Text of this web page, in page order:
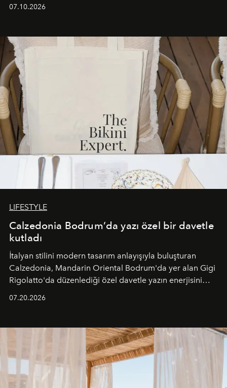
buluşturarak markanın Cavo Tagoo’daki varlığını
sürükleyici ve mevsime özel bir deneyime dönüştürüyor.
07.10.2026
LIFESTYLE
Calzedonia Bodrum’da yazı özel bir davetle
kutladı
İtalyan stilini modern tasarım anlayışıyla buluşturan
Calzedonia, Mandarin Oriental Bodrum'da yer alan Gigi
Rigolatto'da düzenlediği özel davetle yazın enerjisini
07.20.2026